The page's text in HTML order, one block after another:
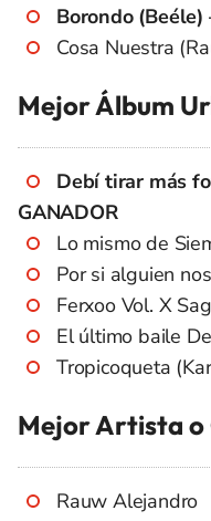
Borondo
Cosa Nuestra
Mejor Álbum
Debí tirar más
GANADOR
Lo mismo de
Por si alguien
Ferxoo Vol. X
El último baile
Tropicoqueta
Mejor Artista o
Rauw Alejandro